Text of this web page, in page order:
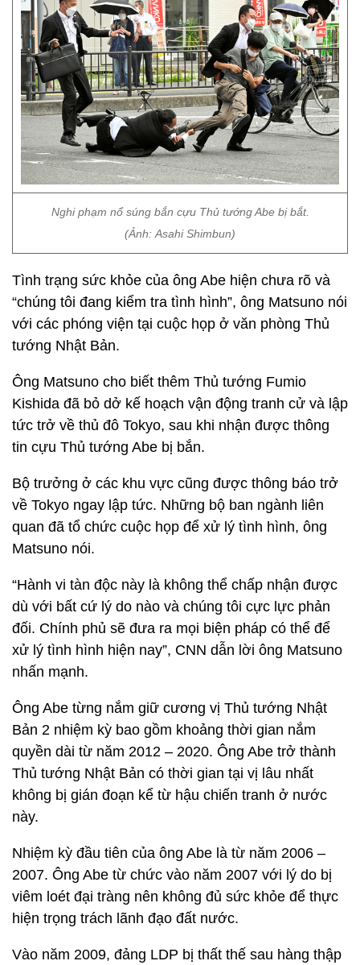
Nghi phạm nổ súng bắn cựu Thủ tướng Abe bị bắt.
(Ảnh: Asahi Shimbun)
Tình trạng sức khỏe của ông Abe hiện chưa rõ và
“chúng tôi đang kiểm tra tình hình”, ông Matsuno nói
với các phóng viện tại cuộc họp ở văn phòng Thủ
tướng Nhật Bản.
Ông Matsuno cho biết thêm Thủ tướng Fumio
Kishida đã bỏ dở kế hoạch vận động tranh cử và lập
tức trở về thủ đô Tokyo, sau khi nhận được thông
tin cựu Thủ tướng Abe bị bắn.
Bộ trưởng ở các khu vực cũng được thông báo trở
về Tokyo ngay lập tức. Những bộ ban ngành liên
quan đã tổ chức cuộc họp để xử lý tình hình, ông
Matsuno nói.
“Hành vi tàn độc này là không thể chấp nhận được
dù với bất cứ lý do nào và chúng tôi cực lực phản
đối. Chính phủ sẽ đưa ra mọi biện pháp có thể để
xử lý tình hình hiện nay”, CNN dẫn lời ông Matsuno
nhấn mạnh.
Ông Abe từng nắm giữ cương vị Thủ tướng Nhật
Bản 2 nhiệm kỳ bao gồm khoảng thời gian nắm
quyền dài từ năm 2012 – 2020. Ông Abe trở thành
Thủ tướng Nhật Bản có thời gian tại vị lâu nhất
không bị gián đoạn kể từ hậu chiến tranh ở nước
này.
Nhiệm kỳ đầu tiên của ông Abe là từ năm 2006 –
2007. Ông Abe từ chức vào năm 2007 với lý do bị
viêm loét đại tràng nên không đủ sức khỏe để thực
hiện trọng trách lãnh đạo đất nước.
Vào năm 2009, đảng LDP bị thất thế sau hàng thập